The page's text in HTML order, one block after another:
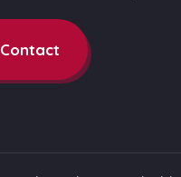
Contact